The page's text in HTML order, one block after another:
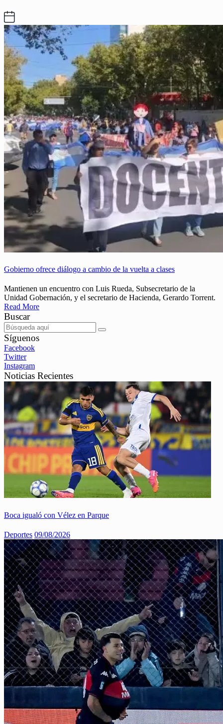
Gobierno ofrece diálogo a cambio de la vuelta a clases
Mantienen un encuentro con Luis Rueda, Subsecretario de la
Unidad Gobernación, y el secretario de Hacienda, Gerardo Torrent.
Read More
Buscar
Síguenos
Facebook
Twitter
Instagram
Noticias Recientes
Boca igualó con Vélez en Parque
Deportes 09/08/2026